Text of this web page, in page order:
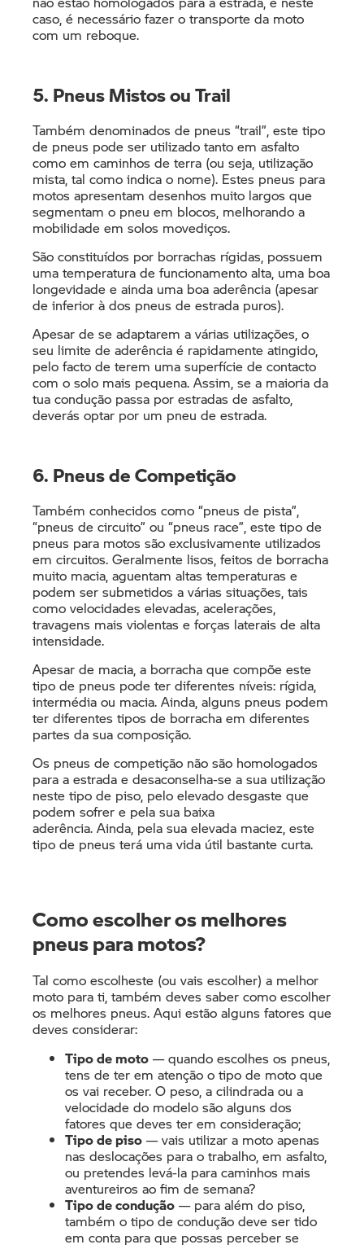
caso, é necessário fazer o transporte da moto
com um reboque.
5. Pneus Mistos ou Trail
Também denominados de pneus “trail”, este tipo
de pneus pode ser utilizado tanto em asfalto
como em caminhos de terra (ou seja, utilização
mista, tal como indica o nome). Estes pneus para
motos apresentam desenhos muito largos que
segmentam o pneu em blocos, melhorando a
mobilidade em solos movediços.
São constituídos por borrachas rígidas, possuem
uma temperatura de funcionamento alta, uma boa
longevidade e ainda uma boa aderência (apesar
de inferior à dos pneus de estrada puros).
Apesar de se adaptarem a várias utilizações, o
seu limite de aderência é rapidamente atingido,
pelo facto de terem uma superfície de contacto
com o solo mais pequena. Assim, se a maioria da
tua condução passa por estradas de asfalto,
deverás optar por um pneu de estrada.
6. Pneus de Competição
Também conhecidos como “pneus de pista”,
“pneus de circuito” ou “pneus race”, este tipo de
pneus para motos são exclusivamente utilizados
em circuitos. Geralmente lisos, feitos de borracha
muito macia, aguentam altas temperaturas e
podem ser submetidos a várias situações, tais
como velocidades elevadas, acelerações,
travagens mais violentas e forças laterais de alta
intensidade.
Apesar de macia, a borracha que compõe este
tipo de pneus pode ter diferentes níveis: rígida,
intermédia ou macia. Ainda, alguns pneus podem
ter diferentes tipos de borracha em diferentes
partes da sua composição.
Os pneus de competição não são homologados
para a estrada e desaconselha-se a sua utilização
neste tipo de piso, pelo elevado desgaste que
podem sofrer e pela sua baixa
aderência. Ainda, pela sua elevada maciez, este
tipo de pneus terá uma vida útil bastante curta.
Como escolher os melhores
pneus para motos?
Tal como escolheste (ou vais escolher) a melhor
moto para ti, também deves saber como escolher
os melhores pneus. Aqui estão alguns fatores que
deves considerar:
Tipo de moto — quando escolhes os pneus,
tens de ter em atenção o tipo de moto que
os vai receber. O peso, a cilindrada ou a
velocidade do modelo são alguns dos
fatores que deves ter em consideração;
Tipo de piso — vais utilizar a moto apenas
nas deslocações para o trabalho, em asfalto,
ou pretendes levá-la para caminhos mais
aventureiros ao fim de semana?
Tipo de condução — para além do piso,
também o tipo de condução deve ser tido
em conta para que possas perceber se